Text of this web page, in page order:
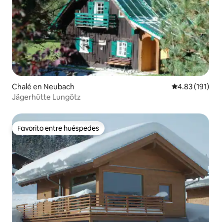
Chalé en Neubach Calificación
4.83 (191)
Jägerhütte Lungötz
Favorito entre huéspedes
Favorito entre huéspedes